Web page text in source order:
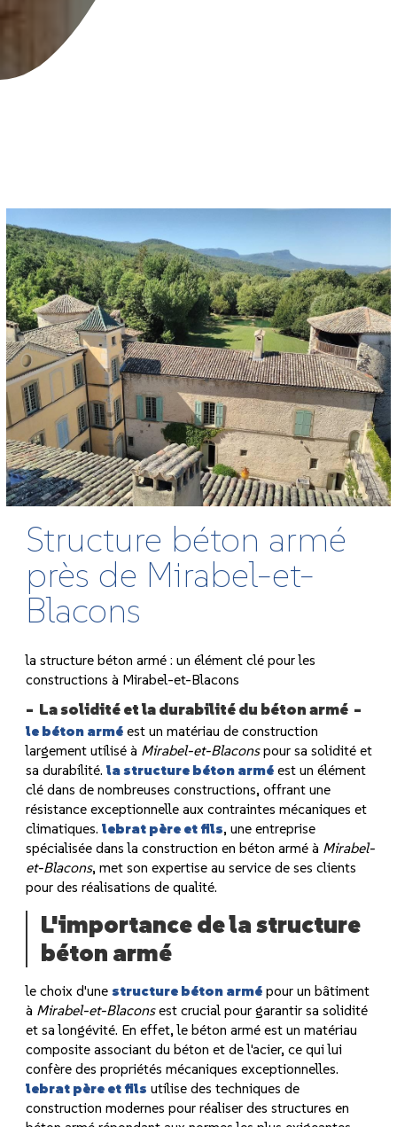
Structure béton armé
près de Mirabel-et-
Blacons
la structure béton armé : un élément clé pour les
constructions à Mirabel-et-Blacons
La solidité et la durabilité du béton armé
le béton armé est un matériau de construction
largement utilisé à Mirabel-et-Blaconspour sa solidité et
sa durabilité.la structure béton armé est un élément
clé dans de nombreuses constructions, offrant une
résistance exceptionnelle aux contraintes mécaniques et
climatiques.lebrat père et fils, une entreprise
spécialisée dans la construction en béton armé à Mirabel-
et-Blacons, met son expertise au service de ses clients
pour des réalisations de qualité.
L'importance de la structure
béton armé
le choix d'unestructure béton armé pour un bâtiment
à Mirabel-et-Blaconsest crucial pour garantir sa solidité
et sa longévité. En effet, le béton armé est un matériau
composite associant du béton et de l'acier, ce qui lui
confère des propriétés mécaniques exceptionnelles.
lebrat père et fils utilise des techniques de
construction modernes pour réaliser des structures en